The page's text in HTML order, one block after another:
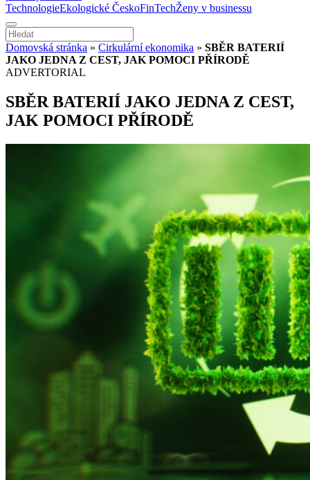
TechnologieEkologické ČeskoFinTechŽeny v businessu
Domovská stránka » Cirkulární ekonomika » SBĚR BATERIÍ
JAKO JEDNA Z CEST, JAK POMOCI PŘÍRODĚ
ADVERTORIAL
SBĚR BATERIÍ JAKO JEDNA Z CEST,
JAK POMOCI PŘÍRODĚ